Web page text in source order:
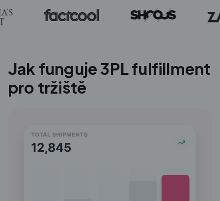
Jak funguje 3PL fulfillment
pro tržiště